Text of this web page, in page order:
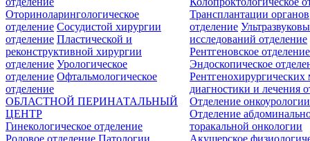
Оториноларингологическое
отделение Сосудистой хирургии
отделение Пластической и
реконструктивной хирургии
отделение Урологическое
отделение Офтальмологическое
отделение
Трансплантации органов
отделение
исследований отделение
Рентгеновское отделение
Эндоскопическое
Рентгенохирургических
диагностики и лечения
Отделение онкоурологии
Отделение
торакальной онкологии
ОБЛАСТНОЙ ПЕРИНАТАЛЬНЫЙ
ЦЕНТР
Гинекологическое отделение
Родовое отделение Патологии
Акушерское